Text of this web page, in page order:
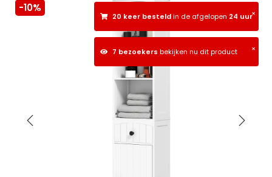
×
20 keer besteldin de afgelopen 24 uur
×
7 bezoekers bekijken nu dit product
-10%